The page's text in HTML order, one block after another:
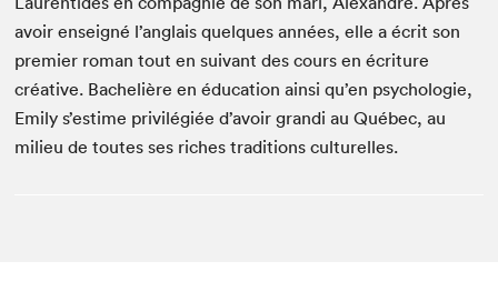
avoir enseigné l’anglais quelques années, elle a écrit son
premier roman tout en suivant des cours en écriture
créative. Bachelière en éducation ainsi qu’en psychologie,
Emily s’estime privilégiée d’avoir grandi au Québec, au
milieu de toutes ses riches traditions culturelles.